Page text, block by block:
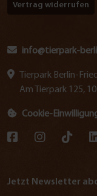
Vertrag widerrufen
info@tierpark-
Tierpark Berlin-
Am Tierpark 125,
Cookie-
Jetzt Newsletter